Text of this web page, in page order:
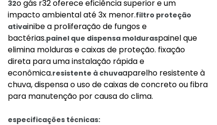
32o gás r32 oferece eficiência superior e um
impacto ambiental até 3x menor.filtro proteção
ativainibe a proliferação de fungos e
bactérias.painel que dispensa molduraspainel que
elimina molduras e caixas de proteção. fixação
direta para uma instalação rápida e
econômica.resistente à chuvaaparelho resistente à
chuva, dispensa o uso de caixas de concreto ou fibra
para manutenção por causa do clima.
especificações técnicas: